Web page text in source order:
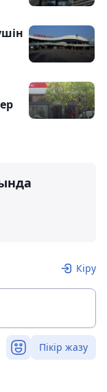
Кіру
Пікір жазу